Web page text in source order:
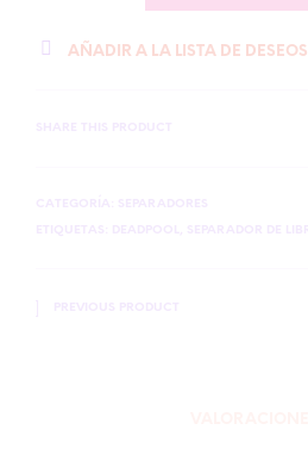
AÑADIR A LA LISTA DE DESEOS